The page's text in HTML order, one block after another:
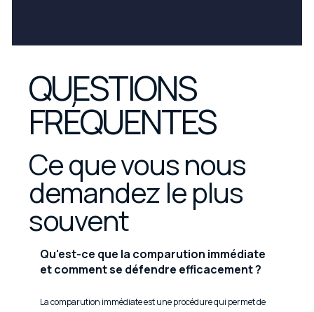
QUESTIONS
FRÉQUENTES
Ce que vous nous
demandez le plus
souvent
Qu'est-ce que la comparution immédiate
et comment se défendre efficacement ?
La comparution immédiate est une procédure qui permet de